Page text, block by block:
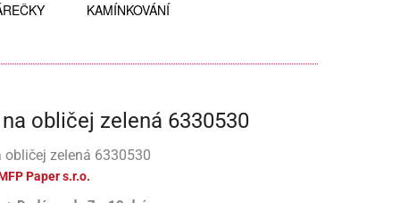
BRČKA
JEDNORÁZOVÉ PŘÍBORY
KELÍMKY A POHÁRKYPOHÁRKY NA ZÁKUSKY
KOŠÍČKY NA MUFFINY
KLOBOUKY, ČEPICE
KAMÍNKOVÁNÍ
na obličej zelená 6330530
obličej zelená 6330530
Paper s.r.o.